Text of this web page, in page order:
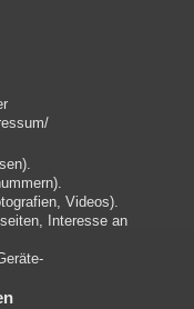
Videos).
Interesse an